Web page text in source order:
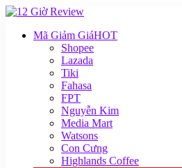
Mã Giảm GiáHOT
Shopee
Lazada
Tiki
Fahasa
FPT
Nguyễn Kim
Media Mart
Watsons
Con Cưng
Highlands Coffee